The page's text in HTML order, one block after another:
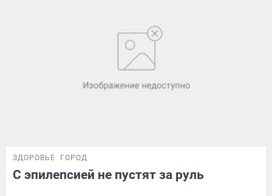
ЗДОРОВЬЕ ГОРОД
С эпилепсией не пустят за руль